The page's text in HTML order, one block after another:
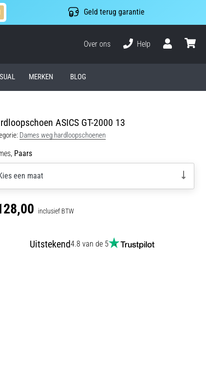
Geld terug garantie
Over ons
Help
MERKEN BLOG
ASICS GT-2000 13
Dames weg hardloopschoenen
Paars
een maat
inclusief BTW
Uitstekend4.8 van de 5